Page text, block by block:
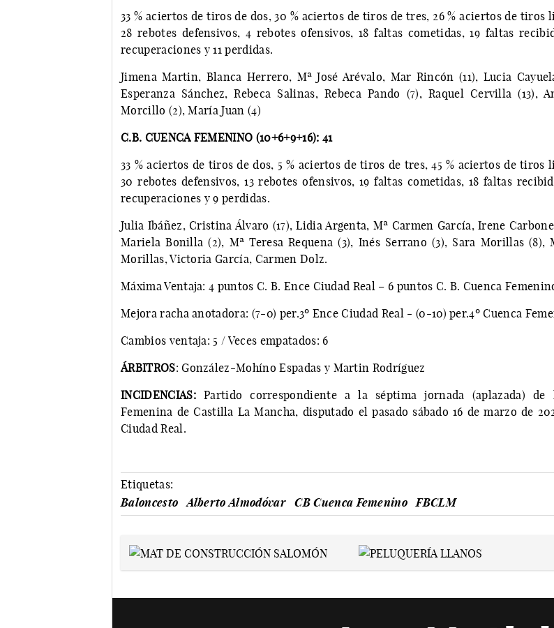
33 % aciertos de tiros de dos, 30 % aciertos de tiros de tres, 26 % aciertos de tiros
28 rebotes defensivos, 4 rebotes ofensivos, 18 faltas cometidas, 19 faltas
recuperaciones y 11 perdidas.
Jimena Martin, Blanca Herrero, Mª José Arévalo, Mar Rincón (11), Lucia
Esperanza Sánchez, Rebeca Salinas, Rebeca Pando (7), Raquel Cervilla (13),
Morcillo (2), María Juan (4)
C.B. CUENCA FEMENINO (10+6+9+16): 41
33 % aciertos de tiros de dos, 5 % aciertos de tiros de tres, 45 % aciertos de tiros
30 rebotes defensivos, 13 rebotes ofensivos, 19 faltas cometidas, 18 faltas
recuperaciones y 9 perdidas.
Julia Ibáñez, Cristina Álvaro (17), Lidia Argenta, Mª Carmen García, Irene
Mariela Bonilla (2), Mª Teresa Requena (3), Inés Serrano (3), Sara Morillas (8),
Morillas, Victoria García, Carmen Dolz.
Máxima Ventaja: 4 puntos C. B. Ence Ciudad Real – 6 puntos C. B. Cuenca
Mejora racha anotadora: (7-0) per.3º Ence Ciudad Real - (0-10) per.4º Cuenca
Cambios ventaja: 5 / Veces empatados: 6
ÁRBITROS: González-Mohíno Espadas y Martin Rodríguez
INCIDENCIAS: Partido correspondiente a la séptima jornada (aplazada) de
Femenina de Castilla La Mancha, disputado el pasado sábado 16 de marzo de
Ciudad Real.
Etiquetas:
Baloncesto
Alberto Almodóvar CB Cuenca Femenino FBCLM